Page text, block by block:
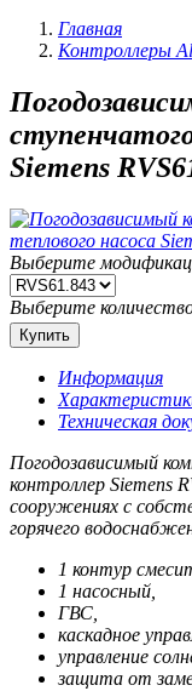
Главная
Контроллеры
Siemens
Выберите
Выберите
Информация
Техническая
Погодозависимый
контроллер Siemens
сооружениях с
горячего
1 контур
1 насосный,
ГВС,
каскадное
управление
защита от